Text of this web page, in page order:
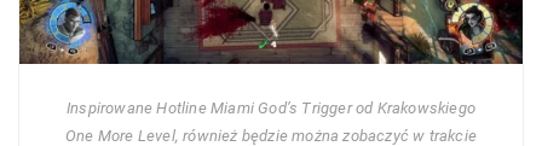
Inspirowane Hotline Miami God’s Trigger od Krakowskiego
One More Level, również będzie można zobaczyć w trakcie